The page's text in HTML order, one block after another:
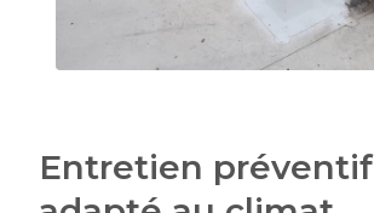
Entretien préventif